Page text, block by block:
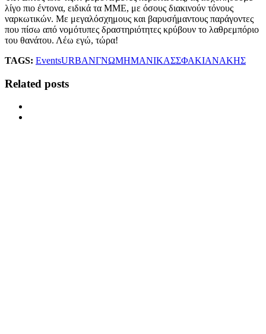
λίγο πιο έντονα, ειδικά τα ΜΜΕ, με όσους διακινούν τόνους
ναρκωτικών. Με μεγαλόσχημους και βαρυσήμαντους παράγοντες
που πίσω από νομότυπες δραστηριότητες κρύβουν το λαθρεμπόριο
του θανάτου. Λέω εγώ, τώρα!
TAGS: EventsURBANΓΝΩΜΗΜΑΝΙΚΑΣΣΦΑΚΙΑΝΑΚΗΣ
Related posts